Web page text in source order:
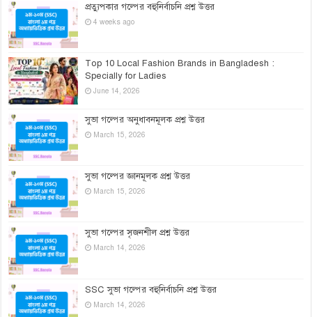
প্রত্যুপকার গল্পের বহুনির্বাচনি প্রশ্ন উত্তর
4 weeks ago
Top 10 Local Fashion Brands in Bangladesh :
Specially for Ladies
June 14, 2026
সুভা গল্পের অনুধাবনমূলক প্রশ্ন উত্তর
March 15, 2026
সুভা গল্পের জ্ঞানমূলক প্রশ্ন উত্তর
March 15, 2026
সুভা গল্পের সৃজনশীল প্রশ্ন উত্তর
March 14, 2026
SSC সুভা গল্পের বহুনির্বাচনি প্রশ্ন উত্তর
March 14, 2026